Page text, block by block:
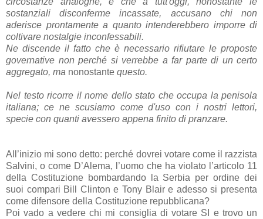
sostanziali disconferme incassate, accusano chi non
aderisce prontamente a quanto intenderebbero imporre di
coltivare nostalgie inconfessabili.
Ne discende il fatto che è necessario rifiutare le proposte
governative non perché si verrebbe a far parte di un certo
aggregato, ma nonostante questo.
Nel testo ricorre il nome dello stato che occupa la penisola
italiana; ce ne scusiamo come d'uso con i nostri lettori,
specie con quanti avessero appena finito di pranzare.
All’inizio mi sono detto: perché dovrei votare come il razzista
Salvini, o come D’Alema, l’uomo che ha violato l’articolo 11
della Costituzione bombardando la Serbia per ordine dei
suoi compari Bill Clinton e Tony Blair e adesso si presenta
come difensore della Costituzione repubblicana?
Poi vado a vedere chi mi consiglia di votare SI e trovo un